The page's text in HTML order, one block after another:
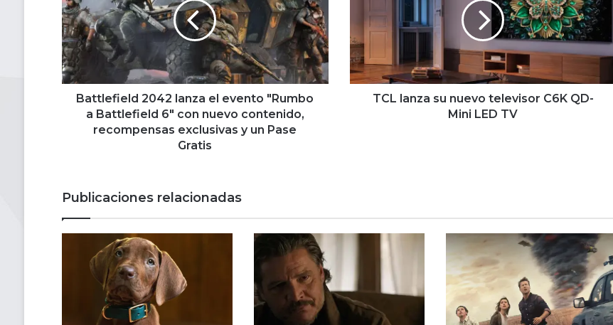
el
evento
"Rumbo
a
Battlefield
6"
con
nuevo
contenido,
Pase
Gratis
Battlefield 2042 lanza el evento "Rumbo
a Battlefield 6" con nuevo contenido,
recompensas exclusivas y un Pase
Gratis
televisor
C6K
QD-
Mini
LED
TCL lanza su nuevo televisor C6K QD-
Mini LED TV
Publicaciones relacionadas